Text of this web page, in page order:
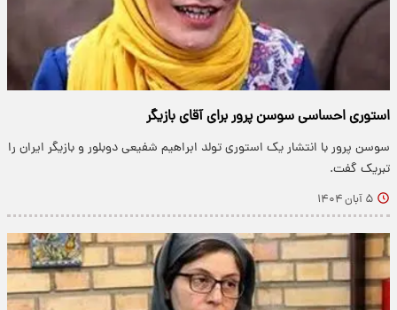
استوری احساسی سوسن پرور برای آقای بازیگر
سوسن پرور با انتشار یک استوری تولد ابراهیم شفیعی دوبلور و بازیگر ایران را
تبریک گفت.
۵ آبان ۱۴۰۴